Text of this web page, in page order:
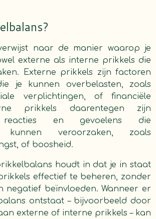
naar de manier waarop je
externe als interne prikkels die
Externe prikkels zijn factoren
je kunnen overbelasten, zoals
verplichtingen, of financiële
prikkels daarentegen zijn
reacties en gevoelens die
kunnen veroorzaken, zoals
of boosheid.
houdt in dat je in staat
effectief te beheren, zonder
negatief beïnvloeden. Wanneer er
ontstaat – bijvoorbeeld door
externe of interne prikkels – kan